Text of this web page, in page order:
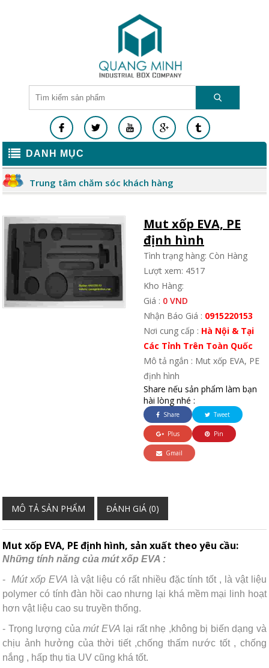
DANH MỤC
Trung tâm chăm sóc khách hàng
Mut xốp EVA, PE
định hình
Tình trạng hàng: Còn Hàng
Lượt xem: 4517
Kho Hàng:
Giá : 0 VND
Nhận Báo Giá : 0915220153
Nơi cung cấp : Hà Nội & Tại
Các Tỉnh Trên Toàn Quốc
Mô tả ngắn : Mut xốp EVA, PE
định hình
Share nếu sản phẩm làm bạn
hài lòng nhé :
Share Tweet
Plus Pin
Gmail
MÔ TẢ SẢN PHẨM ĐÁNH GIÁ (0)
Mut xốp EVA, PE định hình, sản xuất theo yêu cầu:
Những tính năng của mút xốp EVA :
-Mút xốp EVA là vật liệu có rất nhiều đặc tính tốt , là vật liệu
polymer có tính đàn hồi cao nhưng lại khá mềm mại linh hoạt
hơn vật liệu cao su truyền thống.
- Trọng lượng củamút EVA lại rất nhẹ ,không bị biến dạng và
chịu ảnh hưởng của thời tiết ,chống thấm nước tốt , chống
nắng , hấp thụ tia UV cũng khá tốt.